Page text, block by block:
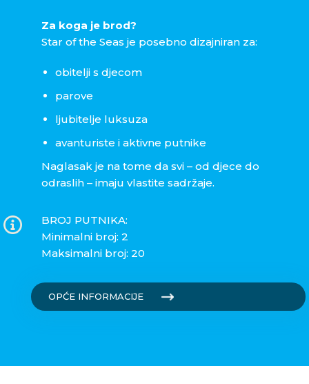
Za koga je brod?
Star of the Seas je posebno dizajniran za:
obitelji s djecom
parove
ljubitelje luksuza
avanturiste i aktivne putnike
Naglasak je na tome da svi – od djece do
odraslih – imaju vlastite sadržaje.
BROJ PUTNIKA:
Minimalni broj: 2
Maksimalni broj: 20
OPĆE INFORMACIJE